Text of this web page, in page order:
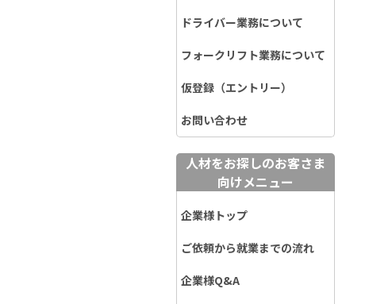
ドライバー業務について
フォークリフト業務について
仮登録（エントリー）
お問い合わせ
人材をお探しのお客さま
向けメニュー
企業様トップ
ご依頼から就業までの流れ
企業様Q&A